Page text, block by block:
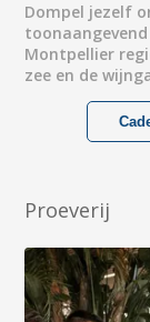
Dompel jezelf
Montpellier
zee en de
Proeverij